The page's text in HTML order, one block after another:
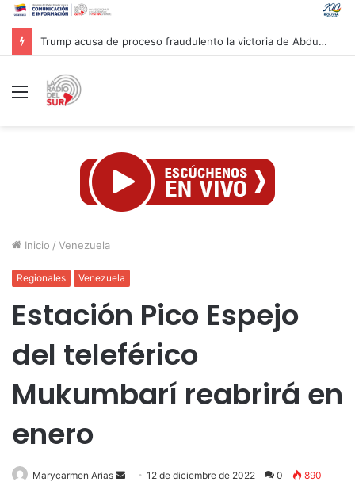
Gobierno venezolano avanza en la reconstrucción de unas 13 mil viviendas afectadas por sismos
Menú
Inicio / Venezuela
Regionales Venezuela
Estación Pico Espejo
del teleférico
Mukumbarí reabrirá en
enero
Marycarmen Arias
Send12 de diciembre de 2022 0 890